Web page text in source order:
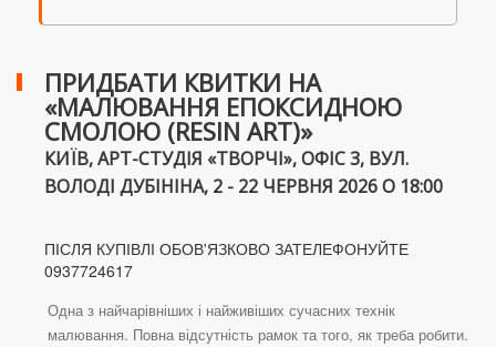
ПРИДБАТИ КВИТКИ НА
«МАЛЮВАННЯ ЕПОКСИДНОЮ
СМОЛОЮ (RESIN ART)»
КИЇВ, АРТ-СТУДІЯ «ТВОРЧІ», ОФІС 3, ВУЛ.
ВОЛОДІ ДУБІНІНА, 2 - 22 ЧЕРВНЯ 2026 О 18:00
ПІСЛЯ КУПІВЛІ ОБОВ'ЯЗКОВО ЗАТЕЛЕФОНУЙТЕ
0937724617
Одна з найчарівніших і найживіших сучасних технік
малювання. Повна відсутність рамок та того, як треба робити.